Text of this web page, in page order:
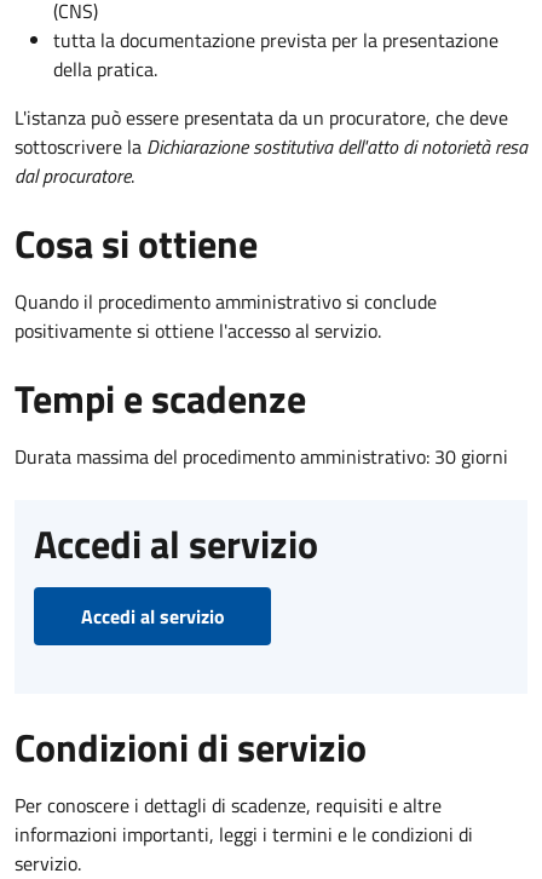
(CNS)
tutta la documentazione prevista per la presentazione
della pratica.
L'istanza può essere presentata da un procuratore, che deve
sottoscrivere la Dichiarazione sostitutiva dell'atto di notorietà resa
dal procuratore.
Cosa si ottiene
Quando il procedimento amministrativo si conclude
positivamente si ottiene l'accesso al servizio.
Tempi e scadenze
Durata massima del procedimento amministrativo: 30 giorni
Accedi al servizio
Accedi al servizio
Condizioni di servizio
Per conoscere i dettagli di scadenze, requisiti e altre
informazioni importanti, leggi i termini e le condizioni di
servizio.